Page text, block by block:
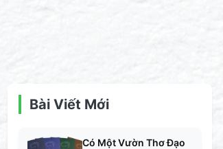
Bài Viết Mới
Có Một Vườn Thơ Đạo